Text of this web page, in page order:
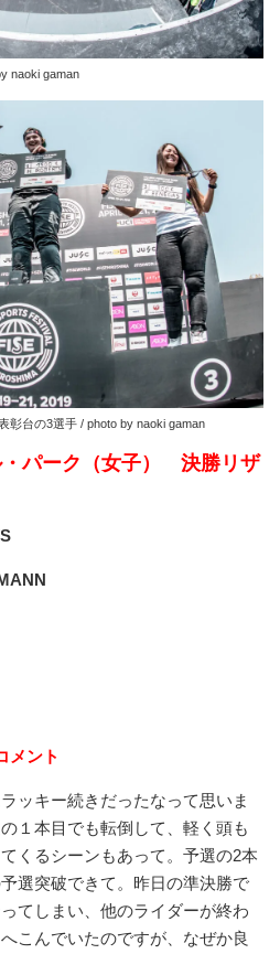
naoki gaman
彰台の3選手 / photo by naoki gaman
・パーク（女子） 決勝リザ
メント
ッキー続きだったなって思いま
１本目でも転倒して、軽く頭も
くるシーンもあって。予選の2本
選突破できて。昨日の準決勝で
てしまい、他のライダーが終わ
こんでいたのですが、なぜか良